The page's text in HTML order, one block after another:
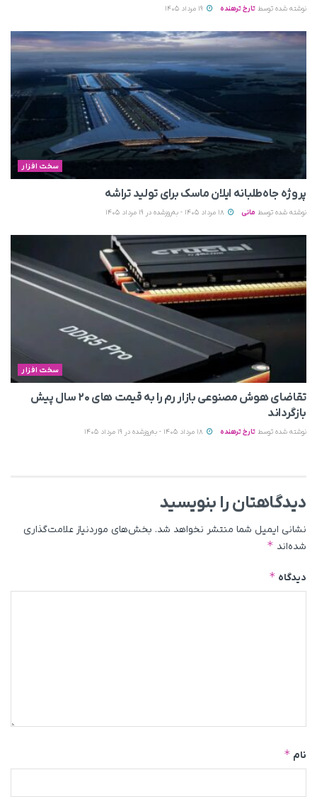
نوشته شده توسط تارخ ترهنده
سخت افزار
پروژه جاه‌طلبانه ایلان ماسک برای تولید تراشه
نوشته شده توسط مانی
سخت افزار
تقاضای هوش مصنوعی بازار رم را به قیمت های ۲۰ سال پیش
بازگرداند
نوشته شده توسط تارخ ترهنده
دیدگاهتان را بنویسید
نشانی ایمیل شما منتشر نخواهد شد. بخش‌های موردنیاز علامت‌گذاری
شده‌اند *
دیدگاه *
نام *